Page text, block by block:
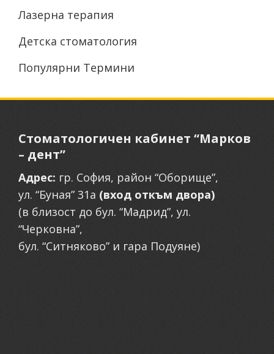
Лазерна терапия
Детска стоматология
Популярни Термини
Стоматологичен кабинет “Марков
– дент”
Адрес: гр. София, район “Оборище”,
ул. “Буная” 31а (вход откъм двора)
(в близост до бул. “Мадрид”, ул.
“Черковна”,
бул. “Ситняково” и гара Подуяне)